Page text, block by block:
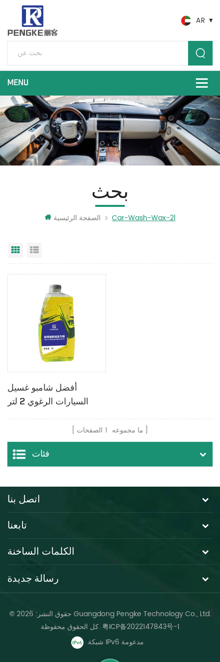
AR
بحث
الصفحة الرئيسية Car-Wash-Wax-2l
عرض شبكي
أفضل شامبو غسيل
السيارات الرغوي 2 لتر
ما مجموعه 1 الصفحات
فئات
اتصل بنا
تابعنا
الكلمات الساخنة
رسالة جديدة
© حقوق النشر: 2026 Guangdong Pengke Technology Co., Ltd.
كل الحقوق محفوظة.粤ICP备2022147843号-1
شبكة IPv6 مدعومة